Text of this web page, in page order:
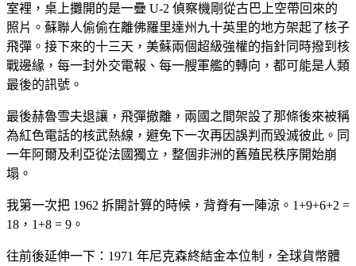
室裡，桌上攤開的是一疊 U-2 偵察機剛從古巴上空帶回來的
照片。蘇聯人偷偷在離佛羅里達州九十英里的地方架起了核子
飛彈。接下來的十三天，美蘇兩個超級強權的指針同時撥到核
戰邊緣，每一封外交電報、每一艘軍艦的轉向，都可能是人類
最後的訊號。
最後赫魯雪夫退讓，飛彈撤離，兩國之間架設了那條後來被稱
為紅色電話的核武熱線，避免下一次再因誤判而毀滅彼此。同
一年阿爾及利亞從法國獨立，整個非洲的舊殖民秩序開始崩
塌。
我第一次把 1962 拆開計算的時候，背脊有一陣涼。1+9+6+2 =
18，1+8 = 9。
往前後延伸一下：1971 年尼克森終結金本位制，全球貨幣體